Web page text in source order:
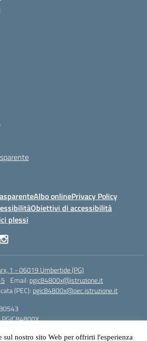
Albo onlinePrivacy Policy
Obiettivi di accessibilità
plessi
1 - 06019 Umbertide (PG)
Email: pgic84800x@istruzione.it
(PEC): pgic84800x@pec.istruzione.it
PGIC84800X
nostro sito Web per offrirti l'esperienza